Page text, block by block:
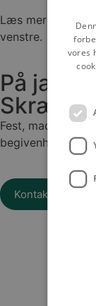
Læs mere om
venstre.
På jagt
Fest, mad &
begivenhed.
Kontakt os for
vores